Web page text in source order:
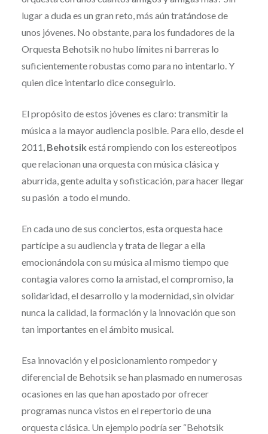
lugar a duda es un gran reto, más aún tratándose de
unos jóvenes. No obstante, para los fundadores de la
Orquesta Behotsik no hubo límites ni barreras lo
suficientemente robustas como para no intentarlo. Y
quien dice intentarlo dice conseguirlo.
El propósito de estos jóvenes es claro: transmitir la
música a la mayor audiencia posible. Para ello, desde el
2011, Behotsik está rompiendo con los estereotipos
que relacionan una orquesta con música clásica y
aburrida, gente adulta y sofisticación, para hacer llegar
su pasión a todo el mundo.
En cada uno de sus conciertos, esta orquesta hace
partícipe a su audiencia y trata de llegar a ella
emocionándola con su música al mismo tiempo que
contagia valores como la amistad, el compromiso, la
solidaridad, el desarrollo y la modernidad, sin olvidar
nunca la calidad, la formación y la innovación que son
tan importantes en el ámbito musical.
Esa innovación y el posicionamiento rompedor y
diferencial de Behotsik se han plasmado en numerosas
ocasiones en las que han apostado por ofrecer
programas nunca vistos en el repertorio de una
orquesta clásica. Un ejemplo podría ser “Behotsik